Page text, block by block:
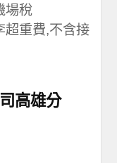
場稅
超重費,不含接
高雄分